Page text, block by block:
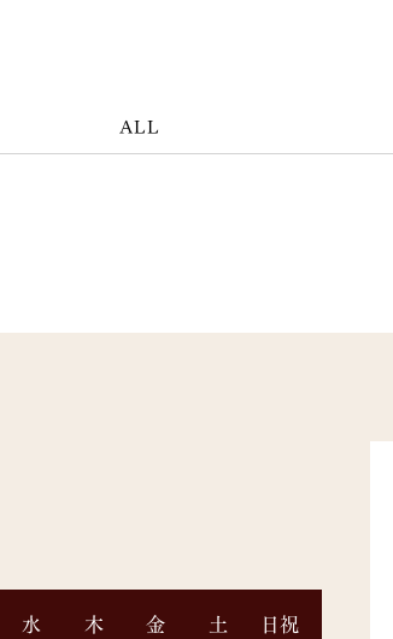
ALL
水 木 金 土 日祝